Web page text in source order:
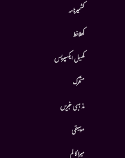
کشمیرنامہ
کھلاخط
کھیل ایکسپریس
متحرك
مذہبی خبریں
موسيقى